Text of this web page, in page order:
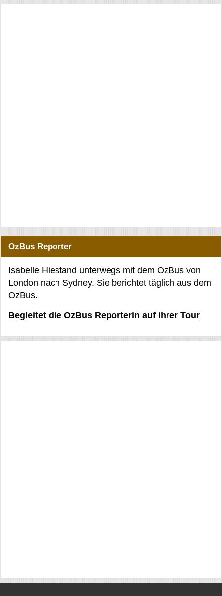
OzBus Reporter
Isabelle Hiestand unterwegs mit dem OzBus von
London nach Sydney. Sie berichtet täglich aus dem
OzBus.
Begleitet die OzBus Reporterin auf ihrer Tour